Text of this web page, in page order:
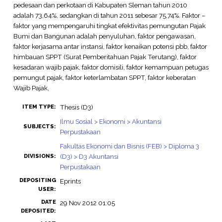
pedesaan dan perkotaan di Kabupaten Sleman tahun 2010
adalah 73,64%, sedangkan di tahun 2011 sebesar 75,74%. Faktor –
faktor yang mempengaruhi tingkat efektivitas pemungutan Pajak
Bumi dan Bangunan adalah penyuluhan, faktor pengawasan,
faktor kerjasama antar instansi, faktor kenaikan potensi pbb, faktor
himbauan SPPT (Surat Pemberitahuan Pajak Terutang), faktor
kesadaran wajib pajak, faktor domisili, faktor kemampuan petugas
pemungut pajak, faktor keterlambatan SPPT, faktor keberatan
Wajib Pajak,
ITEM TYPE: Thesis (D3)
SUBJECTS:
Ilmu Sosial > Ekonomi > Akuntansi
Perpustakaan
DIVISIONS:
Fakultas Ekonomi dan Bisnis (FEB) > Diploma 3
(D3) > D3 Akuntansi
Perpustakaan
DEPOSITING
USER:
Eprints
DATE
DEPOSITED:
29 Nov 2012 01:05